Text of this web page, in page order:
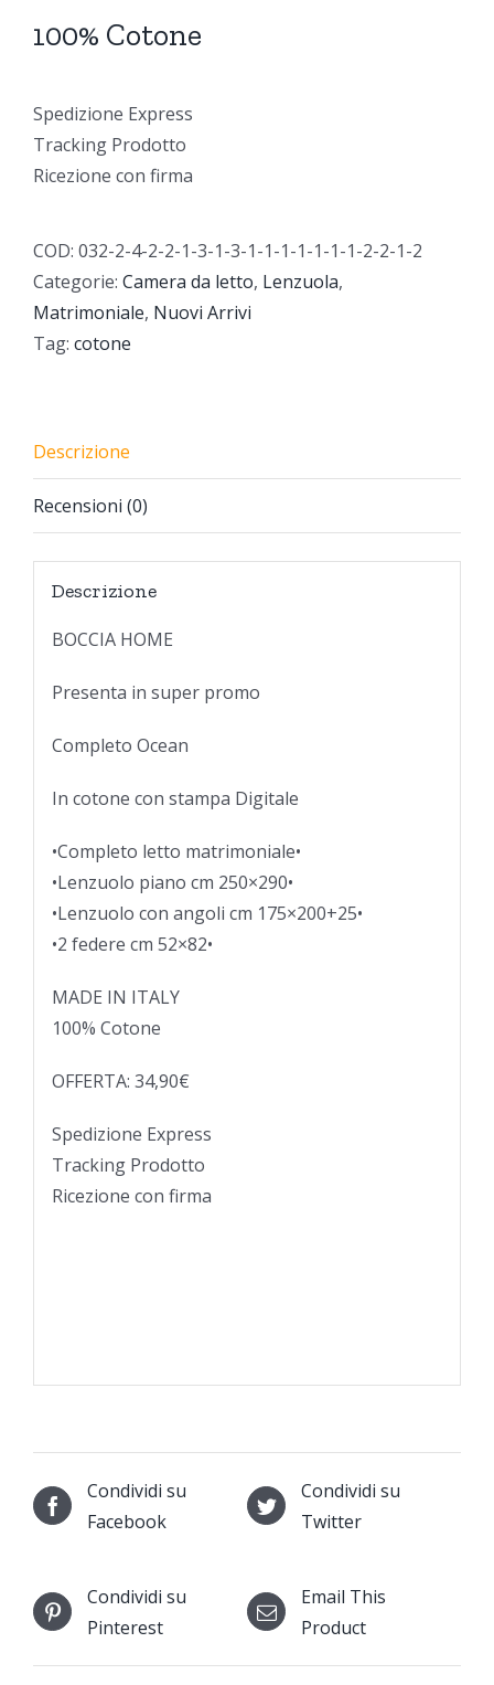
100% Cotone
Spedizione Express
Tracking Prodotto
Ricezione con firma
COD: 032-2-4-2-2-1-3-1-3-1-1-1-1-1-1-1-2-2-1-2
Categorie: Camera da letto, Lenzuola,
Matrimoniale, Nuovi Arrivi
Tag: cotone
Descrizione
Recensioni (0)
Descrizione
BOCCIA HOME
Presenta in super promo
Completo Ocean
In cotone con stampa Digitale
•Completo letto matrimoniale•
•Lenzuolo piano cm 250×290•
•Lenzuolo con angoli cm 175×200+25•
•2 federe cm 52×82•
MADE IN ITALY
100% Cotone
OFFERTA: 34,90€
Spedizione Express
Tracking Prodotto
Ricezione con firma
Condividi su
Facebook
Condividi su
Twitter
Condividi su
Pinterest
Email This
Product